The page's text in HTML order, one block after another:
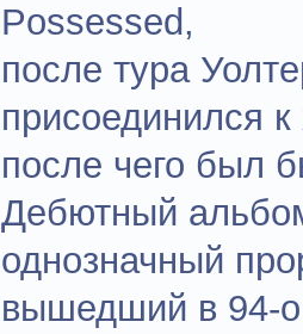
Possessed,
после тура
присоединился
после чего был
Дебютный
однозначный
вышедший в 94-